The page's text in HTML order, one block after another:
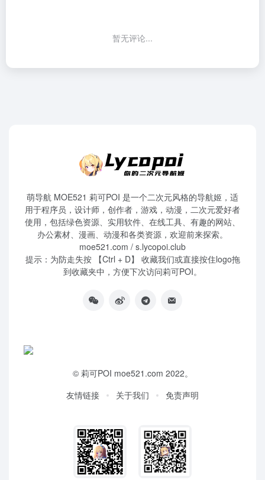
暂无评论...
萌导航 MOE521 莉可POI 是一个二次元风格的导航姬，适
用于程序员，设计师，创作者，游戏，动漫，二次元爱好者
使用，包括绿色资源、实用软件、在线工具、有趣的网站、
办公素材、漫画、动漫和各类资源，欢迎前来探索。
moe521.com / s.lycopoi.club
提示：为防走失按 【Ctrl + D】 收藏我们或直接按住logo拖
到收藏夹中，方便下次访问莉可POI。
© 莉可POI moe521.com 2022。
友情链接
关于我们 免责声明